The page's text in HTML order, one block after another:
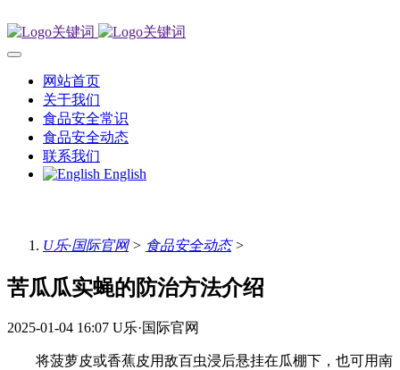
网站首页
关于我们
食品安全常识
食品安全动态
联系我们
English
U乐·国际官网> 食品安全动态>
苦瓜瓜实蝇的防治方法介绍
2025-01-04 16:07 U乐·国际官网
将菠萝皮或香蕉皮用敌百虫浸后悬挂在瓜棚下，也可用南